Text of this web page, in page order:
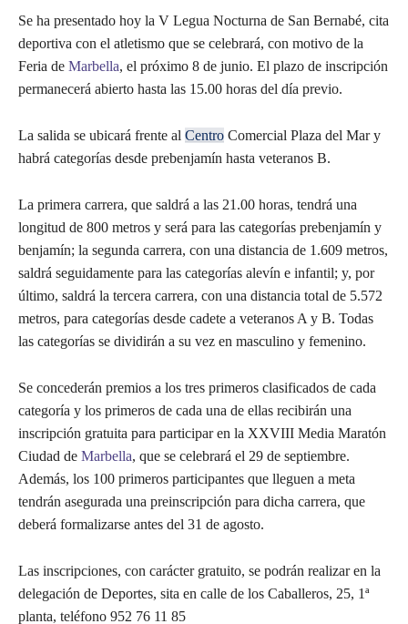
Se ha presentado hoy la V Legua Nocturna de San Bernabé, cita
deportiva con el atletismo que se celebrará, con motivo de la
Feria de Marbella, el próximo 8 de junio. El plazo de inscripción
permanecerá abierto hasta las 15.00 horas del día previo.
La salida se ubicará frente al Centro Comercial Plaza del Mar y
habrá categorías desde prebenjamín hasta veteranos B.
La primera carrera, que saldrá a las 21.00 horas, tendrá una
longitud de 800 metros y será para las categorías prebenjamín y
benjamín; la segunda carrera, con una distancia de 1.609 metros,
saldrá seguidamente para las categorías alevín e infantil; y, por
último, saldrá la tercera carrera, con una distancia total de 5.572
metros, para categorías desde cadete a veteranos A y B. Todas
las categorías se dividirán a su vez en masculino y femenino.
Se concederán premios a los tres primeros clasificados de cada
categoría y los primeros de cada una de ellas recibirán una
inscripción gratuita para participar en la XXVIII Media Maratón
Ciudad de Marbella, que se celebrará el 29 de septiembre.
Además, los 100 primeros participantes que lleguen a meta
tendrán asegurada una preinscripción para dicha carrera, que
deberá formalizarse antes del 31 de agosto.
Las inscripciones, con carácter gratuito, se podrán realizar en la
delegación de Deportes, sita en calle de los Caballeros, 25, 1ª
planta, teléfono 952 76 11 85